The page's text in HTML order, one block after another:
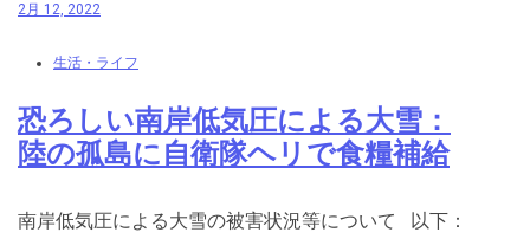
2月 12, 2022
生活・ライフ
恐ろしい南岸低気圧による大雪：
陸の孤島に自衛隊ヘリで食糧補給
南岸低気圧による大雪の被害状況等について 以下：